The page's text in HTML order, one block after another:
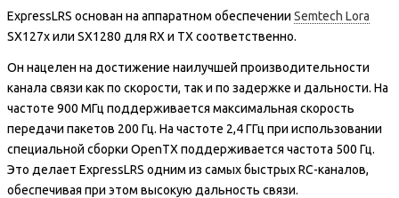
ExpressLRS основан на аппаратном обеспечении Semtech Lora
SX127x или SX1280 для RX и TX соответственно.
Он нацелен на достижение наилучшей производительности
канала связи как по скорости, так и по задержке и дальности. На
частоте 900 МГц поддерживается максимальная скорость
передачи пакетов 200 Гц. На частоте 2,4 ГГц при использовании
специальной сборки OpenTX поддерживается частота 500 Гц.
Это делает ExpressLRS одним из самых быстрых RC-каналов,
обеспечивая при этом высокую дальность связи.